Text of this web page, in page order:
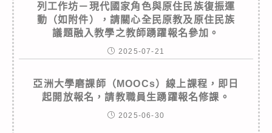
列工作坊－現代國家角色與原住民族復振運
動（如附件），請關心全民原教及原住民族
議題融入教學之教師踴躍報名參加。
2025-07-21
亞洲大學磨課師（MOOCs）線上課程，即日
起開放報名，請教職員生踴躍報名修課。
2025-06-30